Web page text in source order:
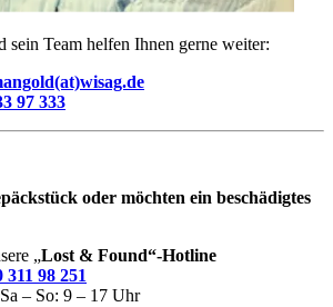
sein Team helfen Ihnen gerne weiter:
97 333
oder möchten ein beschädigtes
„Lost & Found“-Hotline
311 98 251
– So: 9 – 17 Uhr